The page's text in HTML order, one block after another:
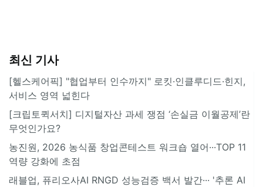
최신 기사
[헬스케어픽] "협업부터 인수까지" 로킷·인클루디드·힌지,
서비스 영역 넓힌다
[크립토퀵서치] 디지털자산 과세 쟁점 ‘손실금 이월공제’란
무엇인가요?
농진원, 2026 농식품 창업콘테스트 워크숍 열어···TOP 11
역량 강화에 초점
래블업, 퓨리오사AI RNGD 성능검증 백서 발간··· '추론 AI